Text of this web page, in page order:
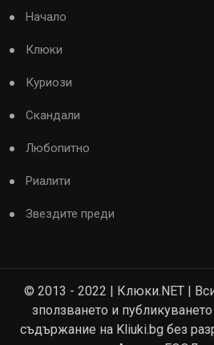
Начало
Клюки
Куриози
Скандали
Любопитно
Риалити
Звездите преди
© 2013 - 2022 | Клюки.NET |
зползването и
съдържание на Kliuki.bg без